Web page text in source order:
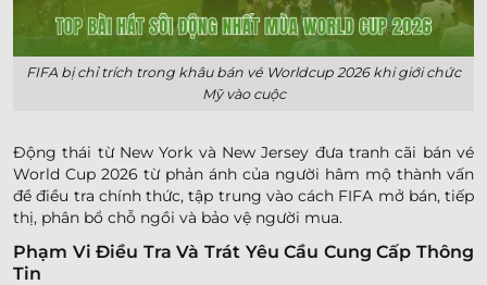
FIFA bị chỉ trích trong khâu bán vé Worldcup 2026 khi giới chức
Mỹ vào cuộc
Động thái từ New York và New Jersey đưa tranh cãi bán vé
World Cup 2026 từ phản ánh của người hâm mộ thành vấn
đề điều tra chính thức, tập trung vào cách FIFA mở bán, tiếp
thị, phân bổ chỗ ngồi và bảo vệ người mua.
Phạm Vi Điều Tra Và Trát Yêu Cầu Cung Cấp Thông
Tin